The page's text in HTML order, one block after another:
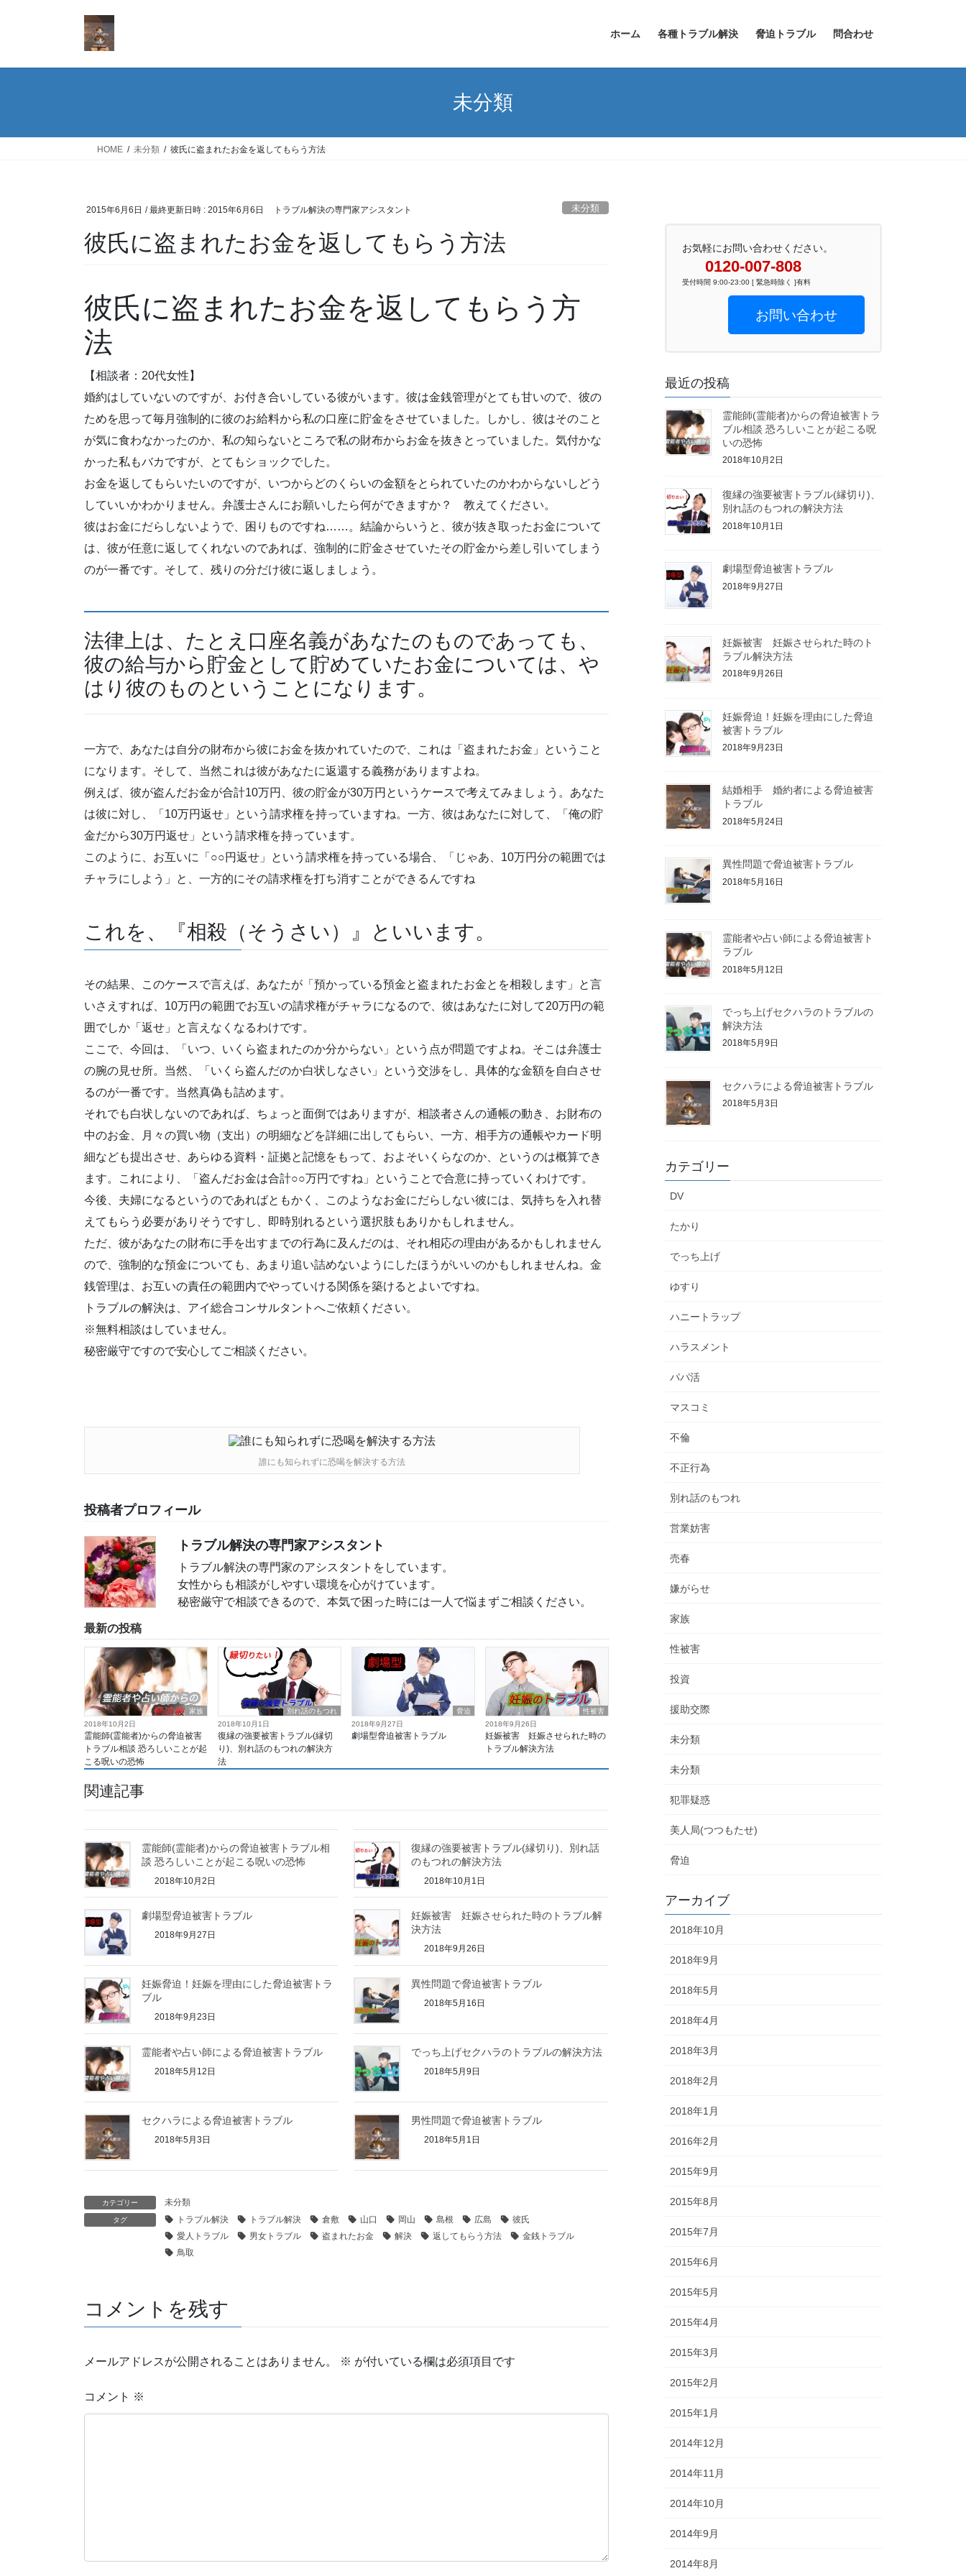
ホーム 各種トラブル解決 脅迫トラブル 問合わせ
未分類
HOME 未分類 彼氏に盗まれたお金を返してもらう方法
2015年6月6日 / 最終更新日時 : 2015年6月6日 トラブル解決の専門家アシスタント 未分類
彼氏に盗まれたお金を返してもらう方法
彼氏に盗まれたお金を返してもらう方
法
【相談者：20代女性】
婚約はしていないのですが、お付き合いしている彼がいます。彼は金銭管理がとても甘いので、彼の
ためを思って毎月強制的に彼のお給料から私の口座に貯金をさせていました。しかし、彼はそのこと
が気に食わなかったのか、私の知らないところで私の財布からお金を抜きとっていました。気付かな
かった私もバカですが、とてもショックでした。
お金を返してもらいたいのですが、いつからどのくらいの金額をとられていたのかわからないしどう
していいかわかりません。弁護士さんにお願いしたら何ができますか？ 教えてください。
彼はお金にだらしないようで、困りものですね……。結論からいうと、彼が抜き取ったお金について
は、彼が任意に返してくれないのであれば、強制的に貯金させていたその貯金から差し引いてしまう
のが一番です。そして、残りの分だけ彼に返しましょう。
法律上は、たとえ口座名義があなたのものであっても、
彼の給与から貯金として貯めていたお金については、や
はり彼のものということになります。
一方で、あなたは自分の財布から彼にお金を抜かれていたので、これは「盗まれたお金」ということ
になります。そして、当然これは彼があなたに返還する義務がありますよね。
例えば、彼が盗んだお金が合計10万円、彼の貯金が30万円というケースで考えてみましょう。あなた
は彼に対し、「10万円返せ」という請求権を持っていますね。一方、彼はあなたに対して、「俺の貯
金だから30万円返せ」という請求権を持っています。
このように、お互いに「○○円返せ」という請求権を持っている場合、「じゃあ、10万円分の範囲では
チャラにしよう」と、一方的にその請求権を打ち消すことができるんですね
これを、『相殺（そうさい）』といいます。
その結果、このケースで言えば、あなたが「預かっている預金と盗まれたお金とを相殺します」と言
いさえすれば、10万円の範囲でお互いの請求権がチャラになるので、彼はあなたに対して20万円の範
囲でしか「返せ」と言えなくなるわけです。
ここで、今回は、「いつ、いくら盗まれたのか分からない」という点が問題ですよね。そこは弁護士
の腕の見せ所。当然、「いくら盗んだのか白状しなさい」という交渉をし、具体的な金額を自白させ
るのが一番です。当然真偽も詰めます。
それでも白状しないのであれば、ちょっと面倒ではありますが、相談者さんの通帳の動き、お財布の
中のお金、月々の買い物（支出）の明細などを詳細に出してもらい、一方、相手方の通帳やカード明
細なども提出させ、あらゆる資料・証拠と記憶をもって、およそいくらなのか、というのは概算でき
ます。これにより、「盗んだお金は合計○○万円ですね」ということで合意に持っていくわけです。
今後、夫婦になるというのであればともかく、このようなお金にだらしない彼には、気持ちを入れ替
えてもらう必要がありそうですし、即時別れるという選択肢もありかもしれません。
ただ、彼があなたの財布に手を出すまでの行為に及んだのは、それ相応の理由があるかもしれません
ので、強制的な預金についても、あまり追い詰めないようにしたほうがいいのかもしれませんね。金
銭管理は、お互いの責任の範囲内でやっていける関係を築けるとよいですね。
トラブルの解決は、アイ総合コンサルタントへご依頼ください。
※無料相談はしていません。
秘密厳守ですので安心してご相談ください。
誰にも知られずに恐喝を解決する方法
投稿者プロフィール
トラブル解決の専門家アシスタント
トラブル解決の専門家のアシスタントをしています。
女性からも相談がしやすい環境を心がけています。
秘密厳守で相談できるので、本気で困った時には一人で悩まずご相談ください。
最新の投稿
家族
2018年10月2日
霊能師(霊能者)からの脅迫被害
トラブル相談 恐ろしいことが起
こる呪いの恐怖
別れ話のもつれ
2018年10月1日
復縁の強要被害トラブル(縁切
り)、別れ話のもつれの解決方
法
脅迫
2018年9月27日
劇場型脅迫被害トラブル
性被害
2018年9月26日
妊娠被害 妊娠させられた時の
トラブル解決方法
関連記事
霊能師(霊能者)からの脅迫被害トラブル相
談 恐ろしいことが起こる呪いの恐怖
2018年10月2日
復縁の強要被害トラブル(縁切り)、別れ話
のもつれの解決方法
2018年10月1日
劇場型脅迫被害トラブル
2018年9月27日
妊娠被害 妊娠させられた時のトラブル解
決方法
2018年9月26日
妊娠脅迫！妊娠を理由にした脅迫被害トラ
ブル
2018年9月23日
異性問題で脅迫被害トラブル
2018年5月16日
霊能者や占い師による脅迫被害トラブル
2018年5月12日
でっち上げセクハラのトラブルの解決方法
2018年5月9日
セクハラによる脅迫被害トラブル
2018年5月3日
男性問題で脅迫被害トラブル
2018年5月1日
カテゴリー 未分類
タグ トラブル解決 トラブル解決 倉敷 山口 岡山 島根 広島
彼氏
愛人トラブル
男女トラブル 盗まれたお金 解決 返してもらう方法
金銭トラブル
鳥取
コメントを残す
メールアドレスが公開されることはありません。 ※ が付いている欄は必須項目です
コメント ※
お気軽にお問い合わせください。
0120-007-808
受付時間 9:00-23:00 [ 緊急時除く ]有料
お問い合わせ
最近の投稿
霊能師(霊能者)からの脅迫被害トラ
ブル相談 恐ろしいことが起こる呪
いの恐怖
2018年10月2日
復縁の強要被害トラブル(縁切り)、
別れ話のもつれの解決方法
2018年10月1日
劇場型脅迫被害トラブル
2018年9月27日
妊娠被害 妊娠させられた時のト
ラブル解決方法
2018年9月26日
妊娠脅迫！妊娠を理由にした脅迫
被害トラブル
2018年9月23日
結婚相手 婚約者による脅迫被害
トラブル
2018年5月24日
異性問題で脅迫被害トラブル
2018年5月16日
霊能者や占い師による脅迫被害ト
ラブル
2018年5月12日
でっち上げセクハラのトラブルの
解決方法
2018年5月9日
セクハラによる脅迫被害トラブル
2018年5月3日
カテゴリー
DV
たかり
でっち上げ
ゆすり
ハニートラップ
ハラスメント
パパ活
マスコミ
不倫
不正行為
別れ話のもつれ
営業妨害
売春
嫌がらせ
家族
性被害
投資
援助交際
未分類
未分類
犯罪疑惑
美人局(つつもたせ)
脅迫
アーカイブ
2018年10月
2018年9月
2018年5月
2018年4月
2018年3月
2018年2月
2018年1月
2016年2月
2015年9月
2015年8月
2015年7月
2015年6月
2015年5月
2015年4月
2015年3月
2015年2月
2015年1月
2014年12月
2014年11月
2014年10月
2014年9月
2014年8月